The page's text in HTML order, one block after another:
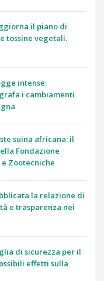
il piano di
tossine vegetali.
intense:
i cambiamenti
suina africana: il
Fondazione
Zootecniche
la relazione di
e trasparenza nei
di sicurezza per il
effetti sulla